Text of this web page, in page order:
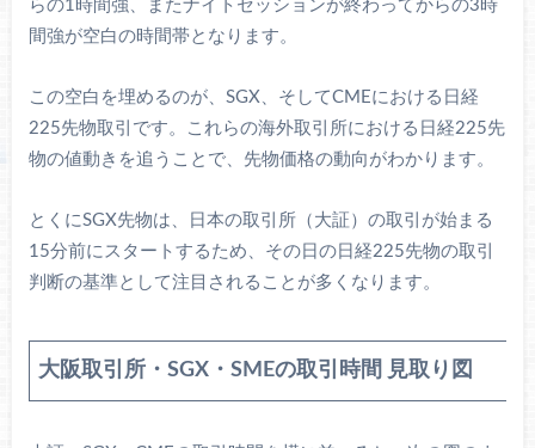
らの1時間強、またナイトセッションが終わってからの3時
間強が空白の時間帯となります。
この空白を埋めるのが、SGX、そしてCMEにおける日経
225先物取引です。これらの海外取引所における日経225先
物の値動きを追うことで、先物価格の動向がわかります。
とくにSGX先物は、日本の取引所（大証）の取引が始まる
15分前にスタートするため、その日の日経225先物の取引
判断の基準として注目されることが多くなります。
大阪取引所・SGX・SMEの取引時間 見取り図